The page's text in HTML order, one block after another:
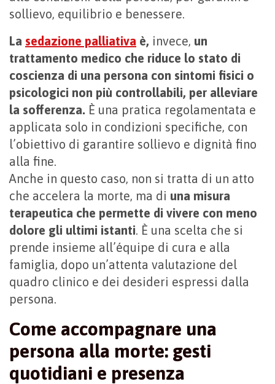
sollievo, equilibrio e benessere.
La sedazione palliativa è, invece, un
trattamento medico che riduce lo stato di
coscienza di una persona con sintomi fisici o
psicologici non più controllabili, per alleviare
la sofferenza. È una pratica regolamentata e
applicata solo in condizioni specifiche, con
l’obiettivo di garantire sollievo e dignità fino
alla fine.
Anche in questo caso, non si tratta di un atto
che accelera la morte, ma di una misura
terapeutica che permette di vivere con meno
dolore gli ultimi istanti. È una scelta che si
prende insieme all’équipe di cura e alla
famiglia, dopo un’attenta valutazione del
quadro clinico e dei desideri espressi dalla
persona.
Come accompagnare una
persona alla morte: gesti
quotidiani e presenza